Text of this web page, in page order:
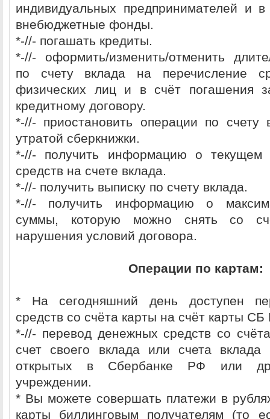
индивидуальных предпринимателей и в
внебюджетные фонды.
*-//- погашать кредиты.
*-//- оформить/изменить/отменить
по счету вклада на перечисление
физических лиц и в счёт погашения
кредитному договору.
*-//- приостановить операции по счету
утратой сберкнижки.
*-//- получить информацию о текущем
средств на счете вклада.
*-//- получить выписку по счету вклада.
*-//- получить информацию о
суммы, которую можно снять со
нарушения условий договора.
Операции по картам:
* На сегодняшний день доступен
средств со счёта карты на счёт карты СБ
*-//- перевод денежных средств со
счет своего вклада или счета вклада
открытых в Сбербанке РФ или
учреждении.
* Вы можете совершать платежи в
карты биллинговым получателям (то